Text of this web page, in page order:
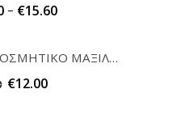
– €15.60
ΔΙΑΚΟΣΜΗΤΙΚΟ ΜΑΞΙΛΑΡΙ (ΘΗΚΗ) 45X45cm CATS IV ILIS HOME
€12.00